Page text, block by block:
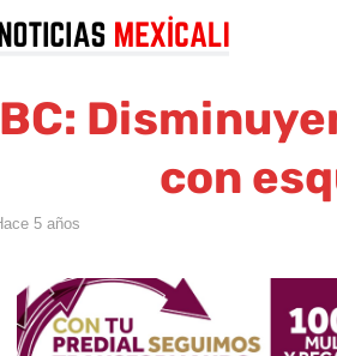
BC:
con
hace 5 años